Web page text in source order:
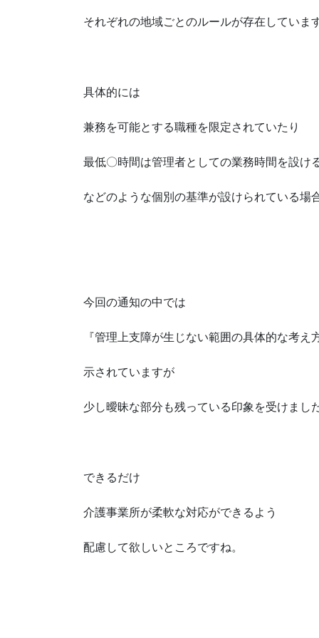
それぞれの地域ごとのルールが存在しています
具体的には
兼務を可能とする職種を限定されていたり
最低〇時間は管理者としての業務時間を設け
などのような個別の基準が設けられている場
今回の通知の中では
『管理上支障が生じない範囲の具体的な考え
示されていますが
少し曖昧な部分も残っている印象を受けました
できるだけ
介護事業所が柔軟な対応ができるよう
配慮して欲しいところですね。